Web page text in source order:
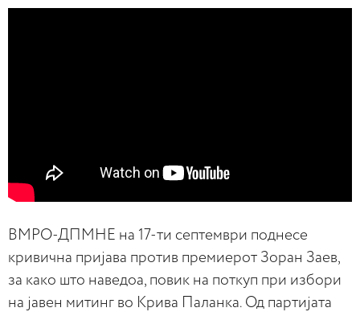
ВМРО-ДПМНЕ на 17-ти септември поднесе
кривична пријава против премиерот Зоран Заев,
за како што наведоа, повик на поткуп при избори
на јавен митинг во Крива Паланка. Од партијата